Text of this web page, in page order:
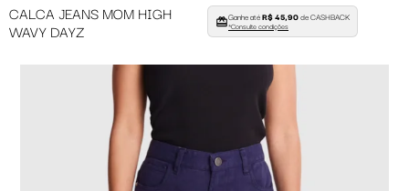
CALCA JEANS MOM HIGH
WAVY DAYZ
Ganhe atéR$ 45,90de CASHBACK
*Consulte condições